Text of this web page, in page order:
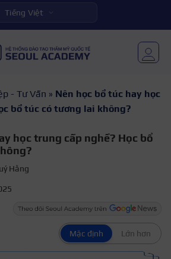
Tiếng Việt
- Tư Vấn » Nên học bổ túc hay học
bổ túc có tương lai không?
học trung cấp nghề? Học bổ
Hằng
Mặc định Lớn hơn